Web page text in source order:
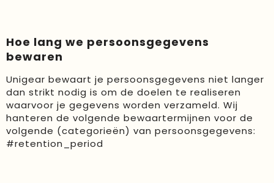
Hoe lang we persoonsgegevens
bewaren
Unigear bewaart je persoonsgegevens niet langer
dan strikt nodig is om de doelen te realiseren
waarvoor je gegevens worden verzameld. Wij
hanteren de volgende bewaartermijnen voor de
volgende (categorieën) van persoonsgegevens:
#retention_period